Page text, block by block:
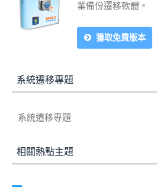
業備份遷移軟體。
獲取免費版本
系統遷移專題
系統遷移專題
相關熱點主題